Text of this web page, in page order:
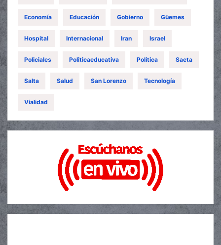
Economía Educación Gobierno Güemes
Hospital Internacional Iran Israel
Policiales Politicaeducativa Política Saeta
Salta Salud San Lorenzo Tecnología
Vialidad